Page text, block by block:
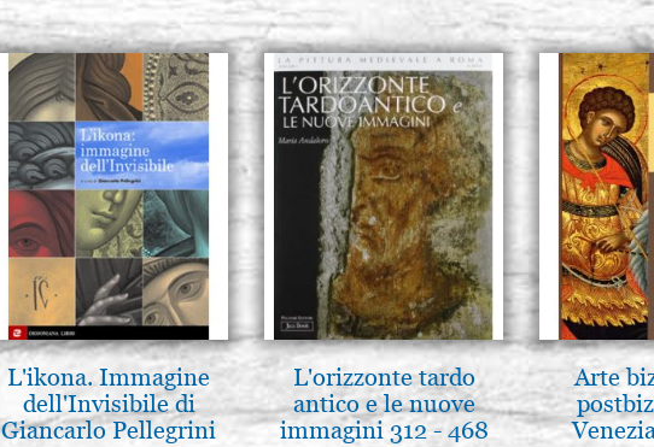
L'ikona. Immagine
dell'Invisibile di
Giancarlo Pellegrini
L'orizzonte tardo
antico e le nuove
immagini 312 - 468
Arte